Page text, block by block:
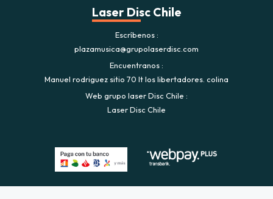
Laser Disc Chile
Escríbenos
plazamusica@grupolaserdisc.com
Encuentranos
Manuel rodriguez sitio 70 lt los libertadores. colina
Web grupo laser Disc Chile
Laser Disc Chile